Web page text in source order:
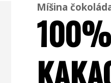
Míšina